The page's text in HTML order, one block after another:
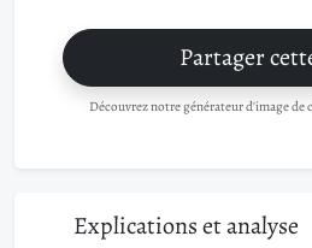
Partager
Découvrez notre générateur d'image de
Explications et analyse